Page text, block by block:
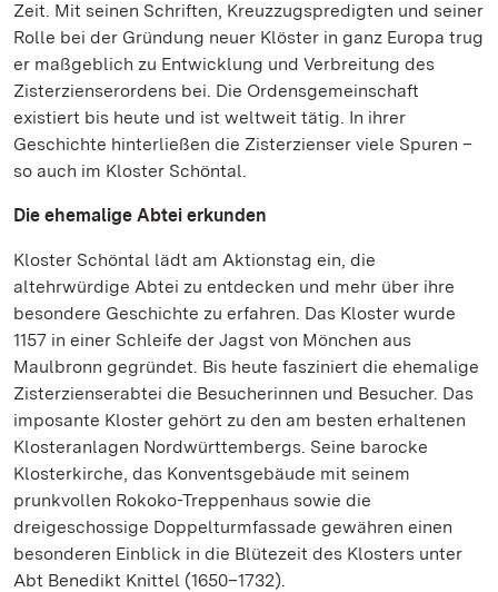
Zeit. Mit seinen Schriften, Kreuzzugspredigten und seiner
Rolle bei der Gründung neuer Klöster in ganz Europa trug
er maßgeblich zu Entwicklung und Verbreitung des
Zisterzienserordens bei. Die Ordensgemeinschaft
existiert bis heute und ist weltweit tätig. In ihrer
Geschichte hinterließen die Zisterzienser viele Spuren –
so auch im Kloster Schöntal.
Die ehemalige Abtei erkunden
Kloster Schöntal lädt am Aktionstag ein, die
altehrwürdige Abtei zu entdecken und mehr über ihre
besondere Geschichte zu erfahren. Das Kloster wurde
1157 in einer Schleife der Jagst von Mönchen aus
Maulbronn gegründet. Bis heute fasziniert die ehemalige
Zisterzienserabtei die Besucherinnen und Besucher. Das
imposante Kloster gehört zu den am besten erhaltenen
Klosteranlagen Nordwürttembergs. Seine barocke
Klosterkirche, das Konventsgebäude mit seinem
prunkvollen Rokoko-Treppenhaus sowie die
dreigeschossige Doppelturmfassade gewähren einen
besonderen Einblick in die Blütezeit des Klosters unter
Abt Benedikt Knittel (1650–1732).